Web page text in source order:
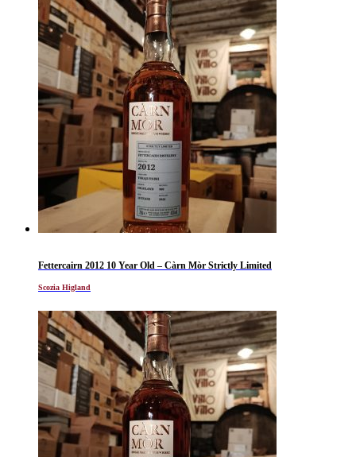
Fettercairn 2012 10 Year Old – Càrn Mòr Strictly Limited
Scozia Higland